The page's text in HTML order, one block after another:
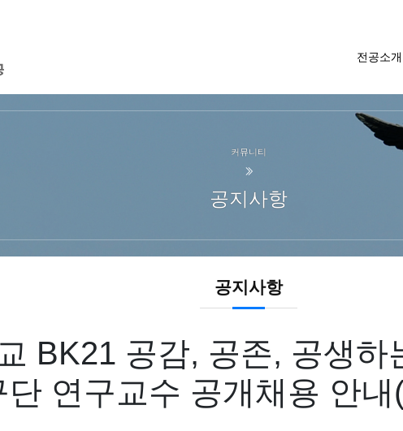
전공소개
커뮤니티
공지사항
공지사항
BK21 공감, 공존, 공생하
연구교수 공개채용 안